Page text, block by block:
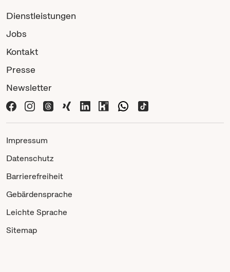
Dienstleistungen
Jobs
Kontakt
Presse
Newsletter
Impressum
Datenschutz
Barrierefreiheit
Gebärdensprache
Leichte Sprache
Sitemap